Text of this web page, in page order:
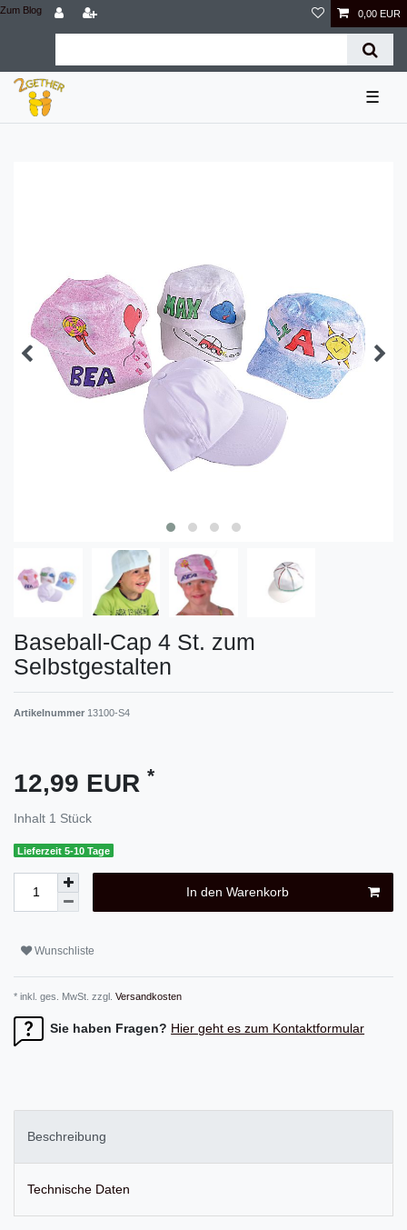
Zum Blog 0,00 EUR
☰
Baseball-Cap 4 St. zum
Selbstgestalten
Artikelnummer 13100-S4
12,99 EUR *
Inhalt 1 Stück
Lieferzeit 5-10 Tage
In den Warenkorb
Wunschliste
* inkl. ges. MwSt. zzgl. Versandkosten
Sie haben Fragen? Hier geht es zum Kontaktformular
Beschreibung
Technische Daten